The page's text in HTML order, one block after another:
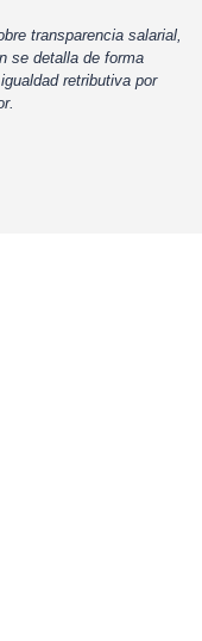
transparencia salarial,
se detalla de forma
retributiva por